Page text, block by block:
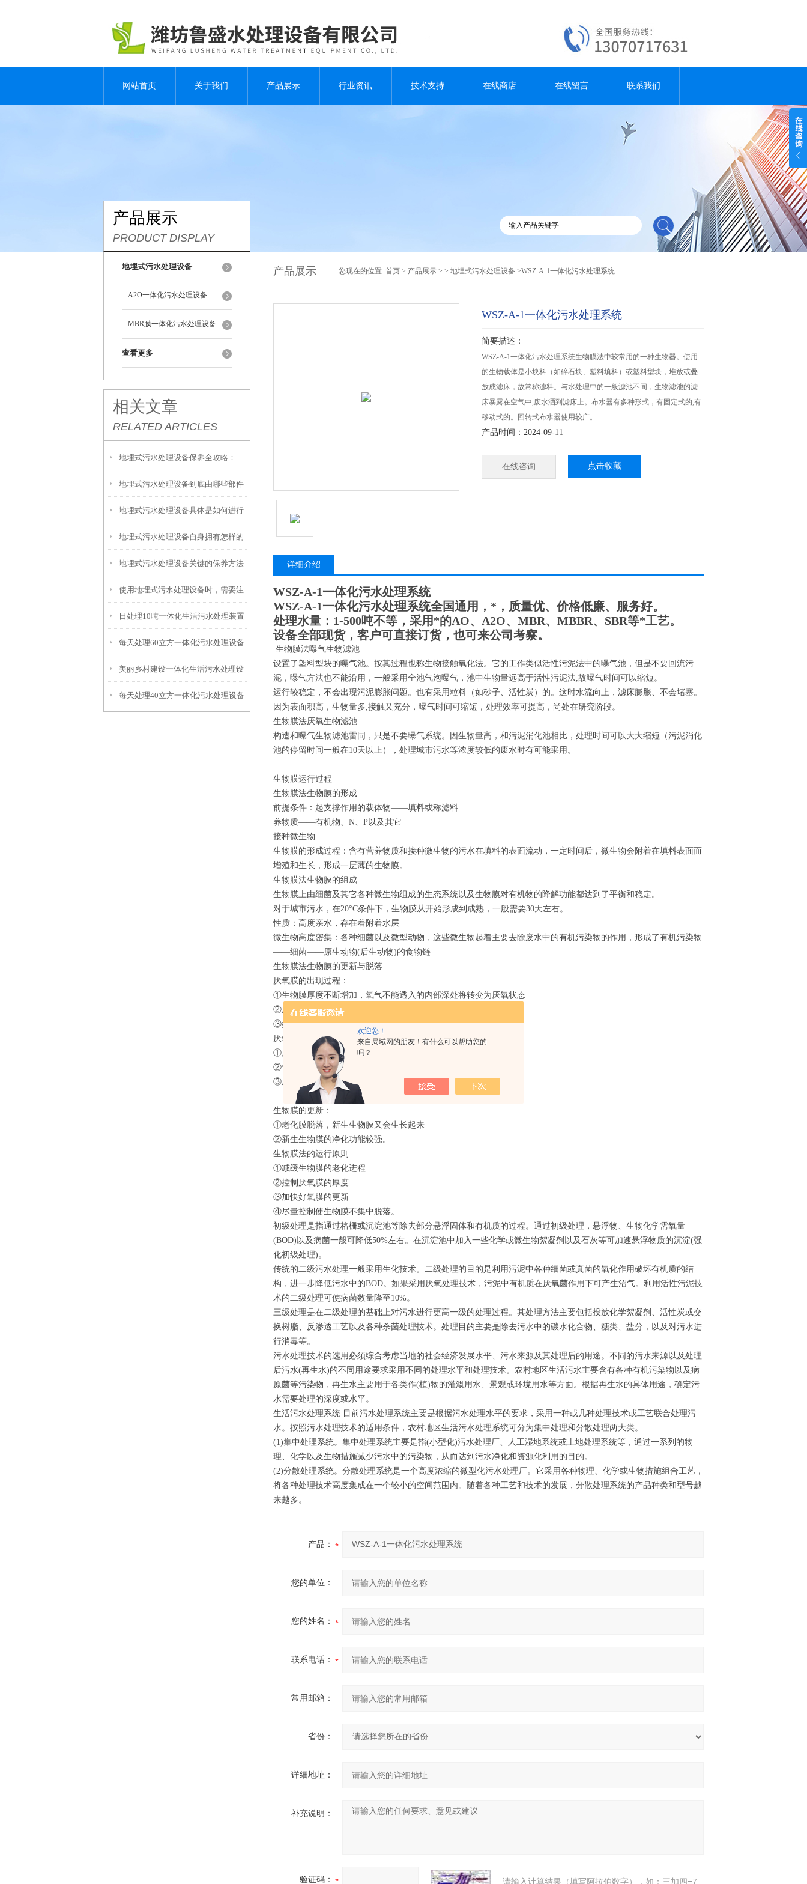
欢迎您！
来自局域网的朋友！有什么可以帮助您的
吗？
网站首页 关于我们 产品展示 行业资讯 技术支持 在线商店 在线留言 联系我们
产品展示
PRODUCT DISPLAY
地埋式污水处理设备
A2O一体化污水处理设备
MBR膜一体化污水处理设备
查看更多
相关文章
RELATED ARTICLES
地埋式污水处理设备保养全攻略：
让“地下卫士”持续高效运转
地埋式污水处理设备到底由哪些部件
撑起？核心结构一文拆解
地埋式污水处理设备具体是如何进行
安装的呢？
地埋式污水处理设备自身拥有怎样的
特点呢？
地埋式污水处理设备关键的保养方法
使用地埋式污水处理设备时，需要注
意以下事项
日处理10吨一体化生活污水处理装置
每天处理60立方一体化污水处理设备
美丽乡村建设一体化生活污水处理设
备
每天处理40立方一体化污水处理设备
产品展示 您现在的位置: 首页 > 产品展示 > > 地埋式污水处理设备 >WSZ-A-1一体化污水处理系统
WSZ-A-1一体化污水处理系统
简要描述：
WSZ-A-1一体化污水处理系统生物膜法中较常用的一种生物器。使用
的生物载体是小块料（如碎石块、塑料填料）或塑料型块，堆放或叠
放成滤床，故常称滤料。与水处理中的一般滤池不同，生物滤池的滤
床暴露在空气中,废水洒到滤床上。布水器有多种形式，有固定式的,有
移动式的。回转式布水器使用较广。
产品时间：2024-09-11
在线咨询 点击收藏
详细介绍
WSZ-A-1一体化污水处理系统
WSZ-A-1一体化污水处理系统全国通用，*，质量优、价格低廉、服务好。
处理水量：1-500吨不等，采用*的AO、A2O、MBR、MBBR、SBR等*工艺。
设备全部现货，客户可直接订货，也可来公司考察。
生物膜法曝气生物滤池
设置了塑料型块的曝气池。按其过程也称生物接触氧化法。它的工作类似活性污泥法中的曝气池，但是不要回流污
泥，曝气方法也不能沿用，一般采用全池气泡曝气，池中生物量远高于活性污泥法,故曝气时间可以缩短。
运行较稳定，不会出现污泥膨胀问题。也有采用粒料（如砂子、活性炭）的。这时水流向上，滤床膨胀、不会堵塞。
因为表面积高，生物量多,接触又充分，曝气时间可缩短，处理效率可提高，尚处在研究阶段。
生物膜法厌氧生物滤池
构造和曝气生物滤池雷同，只是不要曝气系统。因生物量高，和污泥消化池相比，处理时间可以大大缩短（污泥消化
池的停留时间一般在10天以上），处理城市污水等浓度较低的废水时有可能采用。
生物膜运行过程
生物膜法生物膜的形成
前提条件：起支撑作用的载体物——填料或称滤料
养物质——有机物、N、P以及其它
接种微生物
生物膜的形成过程：含有营养物质和接种微生物的污水在填料的表面流动，一定时间后，微生物会附着在填料表面而
增殖和生长，形成一层薄的生物膜。
生物膜法生物膜的组成
生物膜上由细菌及其它各种微生物组成的生态系统以及生物膜对有机物的降解功能都达到了平衡和稳定。
对于城市污水，在20°C条件下，生物膜从开始形成到成熟，一般需要30天左右。
性质：高度亲水，存在着附着水层
微生物高度密集：各种细菌以及微型动物，这些微生物起着主要去除废水中的有机污染物的作用，形成了有机污染物
——细菌——原生动物(后生动物)的食物链
生物膜法生物膜的更新与脱落
厌氧膜的出现过程：
①生物膜厚度不断增加，氧气不能透入的内部深处将转变为厌氧状态
②成熟的生物膜一般都由厌氧膜和好氧膜组成
③好氧膜是有机物降解的主要场所，一般厚度为2mm。
厌氧膜的加厚过程：
①厌氧的代谢产物增多，导致厌氧膜与好氧膜之间的平衡被破坏
②气态产物的不断逸出，减弱了生物膜在填料上的附着能力
③成为老化生物膜，其净化功能较差，且易于脱落。
生物膜的更新：
①老化膜脱落，新生生物膜又会生长起来
②新生生物膜的净化功能较强。
生物膜法的运行原则
①减缓生物膜的老化进程
②控制厌氧膜的厚度
③加快好氧膜的更新
④尽量控制使生物膜不集中脱落。
初级处理是指通过格栅或沉淀池等除去部分悬浮固体和有机质的过程。通过初级处理，悬浮物、生物化学需氧量
(BOD)以及病菌一般可降低50%左右。在沉淀池中加入一些化学或微生物絮凝剂以及石灰等可加速悬浮物质的沉淀(强
化初级处理)。
传统的二级污水处理一般采用生化技术。二级处理的目的是利用污泥中各种细菌或真菌的氧化作用破坏有机质的结
构，进一步降低污水中的BOD。如果采用厌氧处理技术，污泥中有机质在厌氧菌作用下可产生沼气。利用活性污泥技
术的二级处理可使病菌数量降至10%。
三级处理是在二级处理的基础上对污水进行更高一级的处理过程。其处理方法主要包括投放化学絮凝剂、活性炭或交
换树脂、反渗透工艺以及各种杀菌处理技术。处理目的主要是除去污水中的碳水化合物、糖类、盐分，以及对污水进
行消毒等。
污水处理技术的选用必须综合考虑当地的社会经济发展水平、污水来源及其处理后的用途。不同的污水来源以及处理
后污水(再生水)的不同用途要求采用不同的处理水平和处理技术。农村地区生活污水主要含有各种有机污染物以及病
原菌等污染物，再生水主要用于各类作(植)物的灌溉用水、景观或环境用水等方面。根据再生水的具体用途，确定污
水需要处理的深度或水平。
生活污水处理系统 目前污水处理系统主要是根据污水处理水平的要求，采用一种或几种处理技术或工艺联合处理污
水。按照污水处理技术的适用条件，农村地区生活污水处理系统可分为集中处理和分散处理两大类。
(1)集中处理系统。集中处理系统主要是指(小型化)污水处理厂、人工湿地系统或土地处理系统等，通过一系列的物
理、化学以及生物措施减少污水中的污染物，从而达到污水净化和资源化利用的目的。
(2)分散处理系统。分散处理系统是一个高度浓缩的微型化污水处理厂。它采用各种物理、化学或生物措施组合工艺，
将各种处理技术高度集成在一个较小的空间范围内。随着各种工艺和技术的发展，分散处理系统的产品种类和型号越
来越多。
产品：
您的单位：
您的姓名：
联系电话：
常用邮箱：
省份：
详细地址：
补充说明：
验证码： 请输入计算结果（填写阿拉伯数字），如：三加四=7